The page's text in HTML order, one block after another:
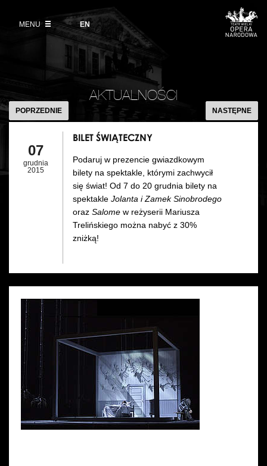
angielski
EN
MENUWystawy 2026/27
Informacje dla widzów
Zwroty biletów
Aktualności
Polski Balet Narodowy
Miejsce
Kulisy
Historia
DZIAŁALNOŚĆ
Galeria Opera
Muzeum Teatralne
Akademia Operowa
Konkurs Moniuszkowski
Dla mediów
Wynajem kostiumów
Wynajem rekwizytów
Fundusze unijne
Dotacje celowe
AKTUALNOŚCI
POPRZEDNIE NASTĘPNE
07
grudnia
2015
BILET ŚWIĄTECZNY
Podaruj w prezencie gwiazdkowym
bilety na spektakle, którymi zachwycił
się świat! Od 7 do 20 grudnia bilety na
spektakle Jolanta i Zamek Sinobrodego
oraz Salome w reżyserii Mariusza
Trelińskiego można nabyć z 30%
zniżką!